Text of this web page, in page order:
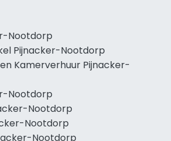
Nootdorp
Pijnacker-Nootdorp
Kamerverhuur Pijnacker-
Nootdorp
Nootdorp
Nootdorp
Nootdorp